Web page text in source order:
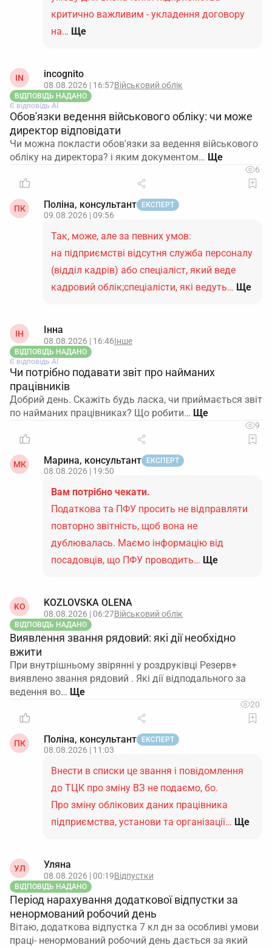
критично важливим - укладення договору
на… Ще
IN incognito
08.08.2026 | 16:57Військовий облік
ВІДПОВІДЬ НАДАНО
Є відповідь АІ
Обов'язки ведення військового обліку: чи може
директор відповідати
Чи можна покласти обов'язки за ведення військового
обліку на директора? і яким документом…
6
ПК Поліна, консультант ЕКСПЕРТ
09.08.2026 | 09:56
Так, може, але за певних умов:
на підприємстві відсутня служба персоналу
(відділ кадрів) або спеціаліст, який веде
кадровий облік;спеціалісти, які ведуть… Ще
ІН Інна
08.08.2026 | 16:46Інше
ВІДПОВІДЬ НАДАНО
Є відповідь АІ
Чи потрібно подавати звіт про найманих
працівників
Добрий день. Скажіть будь ласка, чи приймається звіт
по найманих працівниках? Що робити…
9
МК Марина, консультант ЕКСПЕРТ
08.08.2026 | 19:50
Вам потрібно чекати.
Податкова та ПФУ просить не відправляти
повторно звітність, щоб вона не
дублювалась. Маємо інформацію від
посадовців, що ПФУ проводить… Ще
KO KOZLOVSKA OLENA
08.08.2026 | 06:27Військовий облік
ВІДПОВІДЬ НАДАНО
Виявлення звання рядовий: які дії необхідно
вжити
При внутрішньому звірянні у роздруківці Резерв+
виявлено звання рядовий . Які дії відподального за
ведення во…
20
ПК Поліна, консультант ЕКСПЕРТ
08.08.2026 | 11:03
Внести в списки це звання і повідомлення
до ТЦК про зміну ВЗ не подаємо, бо.
Про зміну облікових даних працівника
підприємства, установи та організації… Ще
УЛ Уляна
08.08.2026 | 00:19Відпустки
ВІДПОВІДЬ НАДАНО
Період нарахування додаткової відпустки за
ненормований робочий день
Вітаю, додаткова відпустка 7 кл дн за особливі умови
праці- ненормований робочий день дається за який